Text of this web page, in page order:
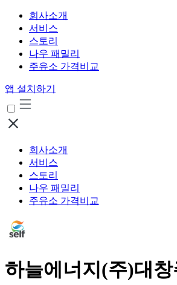
회사소개
서비스
스토리
나우 패밀리
주유소 가격비교
앱 설치하기
회사소개
서비스
스토리
나우 패밀리
주유소 가격비교
하늘에너지(주)대